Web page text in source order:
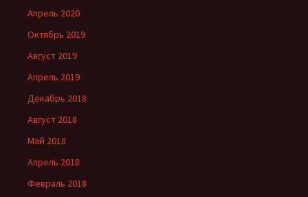
Апрель 2020
Октябрь 2019
Август 2019
Апрель 2019
Декабрь 2018
Август 2018
Май 2018
Апрель 2018
Февраль 2018